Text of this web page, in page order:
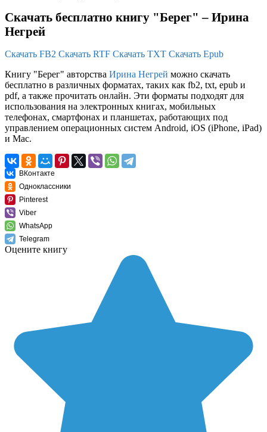
Скачать бесплатно книгу "Берег" – Ирина
Негрей
Скачать FB2 Скачать RTF Скачать TXT Скачать Epub
Книгу "Берег" авторства Ирина Негрей можно скачать
бесплатно в различных форматах, таких как fb2, txt, epub и
pdf, а также прочитать онлайн. Эти форматы подходят для
использования на электронных книгах, мобильных
телефонах, смартфонах и планшетах, работающих под
управлением операционных систем Android, iOS (iPhone, iPad)
и Mac.
ВКонтакте
Одноклассники
Pinterest
Viber
WhatsApp
Telegram
Оцените книгу